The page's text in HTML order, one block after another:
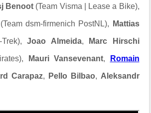
Benoot (Team Visma | Lease a Bike),
dsm-firmenich PostNL), Mattias
Joao Almeida, Marc Hirschi
Mauri Vansevenant, Romain
Carapaz, Pello Bilbao, Aleksandr